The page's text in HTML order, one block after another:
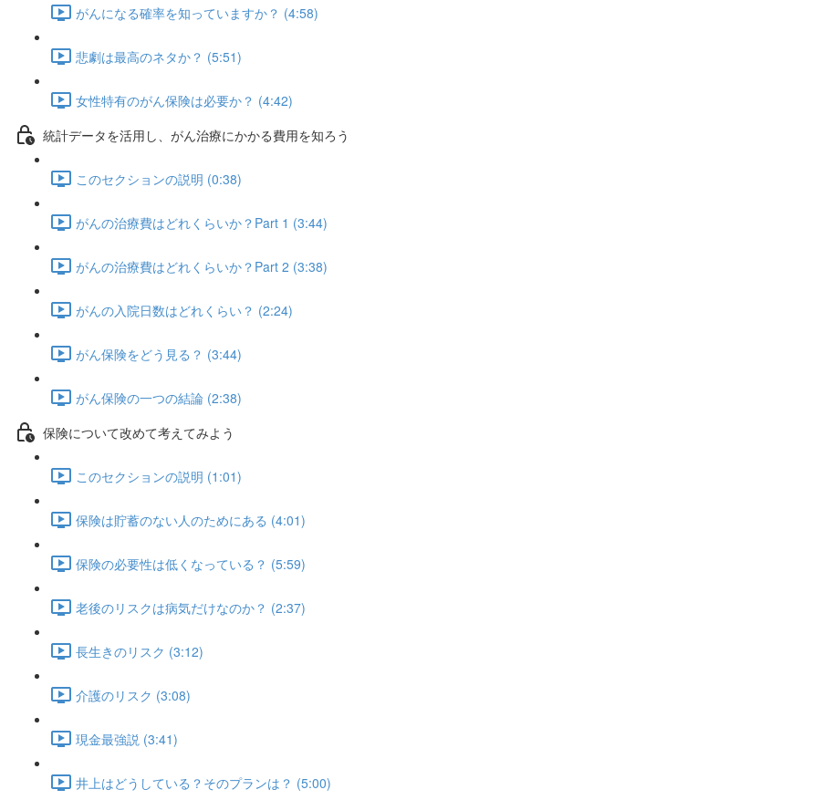
がんになる確率を知っていますか？ (4:58)
悲劇は最高のネタか？ (5:51)
女性特有のがん保険は必要か？ (4:42)
統計データを活用し、がん治療にかかる費用を知ろう
このセクションの説明 (0:38)
がんの治療費はどれくらいか？Part 1 (3:44)
がんの治療費はどれくらいか？Part 2 (3:38)
がんの入院日数はどれくらい？ (2:24)
がん保険をどう見る？ (3:44)
がん保険の一つの結論 (2:38)
保険について改めて考えてみよう
このセクションの説明 (1:01)
保険は貯蓄のない人のためにある (4:01)
保険の必要性は低くなっている？ (5:59)
老後のリスクは病気だけなのか？ (2:37)
長生きのリスク (3:12)
介護のリスク (3:08)
現金最強説 (3:41)
井上はどうしている？そのプランは？ (5:00)